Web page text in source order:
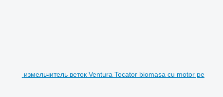
измельчитель веток Ventura Tocator biomasa cu motor pe